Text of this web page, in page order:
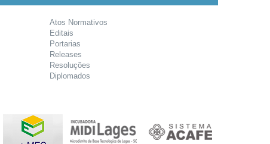
Atos Normativos
Editais
Portarias
Releases
Resoluções
Diplomados